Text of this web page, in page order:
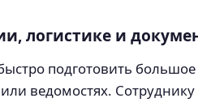
логистике и
подготовить
ведомостях.